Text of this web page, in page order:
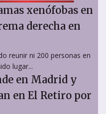
xenófobas en
derecha en
reunir ni 200 personas en
lugar...
en Madrid y
en El Retiro por